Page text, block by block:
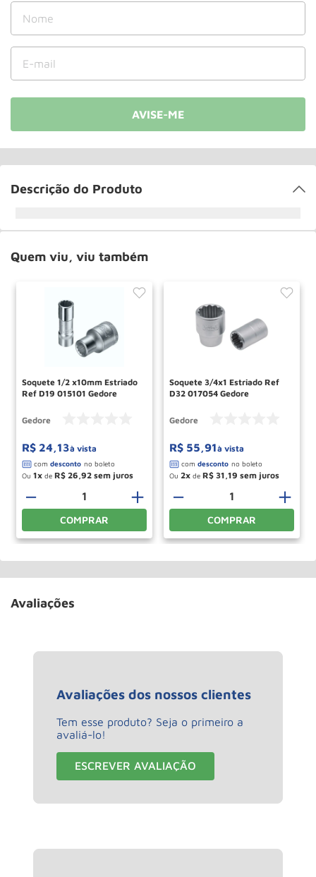
Descrição do Produto
Quem viu, viu também
Soquete 1/2 x10mm Estriado
Ref D19 015101 Gedore
Gedore
R$ 24 13à vista
Ou 1 de R$ 26 92
＋
－
COMPRAR
Soquete 3/4x1 Estriado Ref
D32 017054 Gedore
Gedore
R$ 55 91à vista
Ou 2 de R$ 31 19
＋
－
COMPRAR
Avaliações
Avaliações dos nossos clientes
Tem esse produto? Seja o primeiro a
avaliá-lo!
ESCREVER AVALIAÇÃO